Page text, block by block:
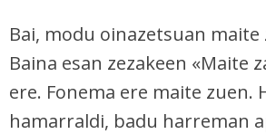
Bai, modu oinazetsuan maite
Baina esan zezakeen «Maite
ere. Fonema ere maite zuen.
hamarraldi, badu harreman